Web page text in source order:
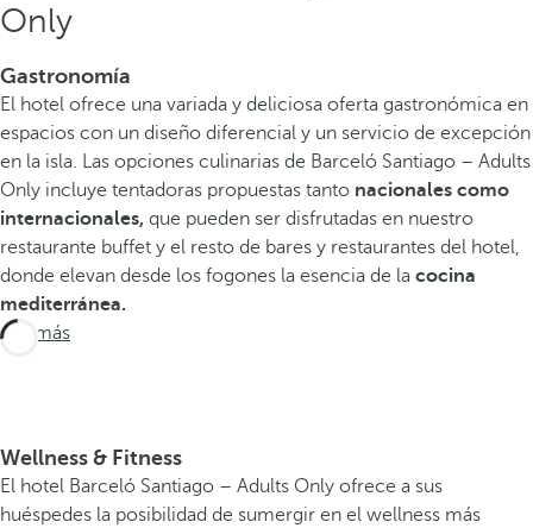
Only
Gastronomía
El hotel ofrece una variada y deliciosa oferta gastronómica en
espacios con un diseño diferencial y un servicio de excepción
en la isla. Las opciones culinarias de Barceló Santiago – Adults
Only incluye tentadoras propuestas tanto nacionales como
internacionales, que pueden ser disfrutadas en nuestro
restaurante buffet y el resto de bares y restaurantes del hotel,
donde elevan desde los fogones la esencia de la cocina
mediterránea.
Ver más
Wellness & Fitness
El hotel Barceló Santiago – Adults Only ofrece a sus
huéspedes la posibilidad de sumergir en el wellness más